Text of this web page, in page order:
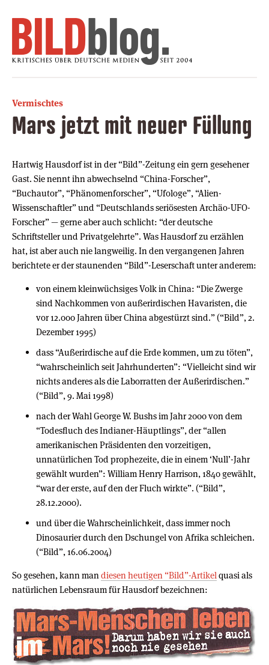
Vermischtes
Mars jetzt mit neuer Füllung
Hartwig Hausdorf ist in der “Bild”-Zeitung ein gern gesehener
Gast. Sie nennt ihn abwechselnd “China-Forscher”,
“Buchautor”, “Phänomenforscher”, “Ufologe”, “Alien-
Wissenschaftler” und “Deutschlands seriösesten Archäo-UFO-
Forscher” — gerne aber auch schlicht: “der deutsche
Schriftsteller und Privatgelehrte”. Was Hausdorf zu erzählen
hat, ist aber auch nie langweilig. In den vergangenen Jahren
berichtete er der staunenden “Bild”-Leserschaft unter anderem:
von einem kleinwüchsiges Volk in China: “Die Zwerge
sind Nachkommen von außerirdischen Havaristen, die
vor 12.000 Jahren über China abgestürzt sind.” (“Bild”, 2.
Dezember 1995)
dass “Außerirdische auf die Erde kommen, um zu töten”,
“wahrscheinlich seit Jahrhunderten”: “Vielleicht sind wir
nichts anderes als die Laborratten der Außerirdischen.”
(“Bild”, 9. Mai 1998)
nach der Wahl George W. Bushs im Jahr 2000 von dem
“Todesfluch des Indianer-Häuptlings”, der “allen
amerikanischen Präsidenten den vorzeitigen,
unnatürlichen Tod prophezeite, die in einem ‘Null’-Jahr
gewählt wurden”: William Henry Harrison, 1840 gewählt,
“war der erste, auf den der Fluch wirkte”. (“Bild”,
28.12.2000).
und über die Wahrscheinlichkeit, dass immer noch
Dinosaurier durch den Dschungel von Afrika schleichen.
(“Bild”, 16.06.2004)
So gesehen, kann man diesen heutigen “Bild”-Artikel quasi als
natürlichen Lebensraum für Hausdorf bezeichnen: